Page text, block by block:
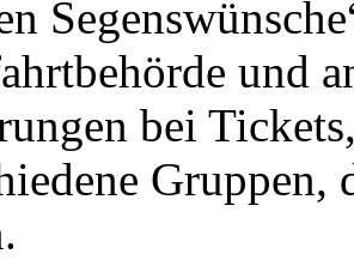
und
bei
Gruppen,